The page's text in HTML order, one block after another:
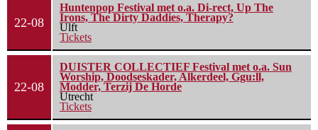
22-08
Huntenpop Festival met o.a. Di-rect, Up The
Irons, The Dirty Daddies, Therapy?
Ulft
Tickets
22-08
DUISTER COLLECTIEF Festival met o.a. Sun
Worship, Doodseskader, Alkerdeel, Ggu:ll,
Modder, Terzij De Horde
Utrecht
Tickets